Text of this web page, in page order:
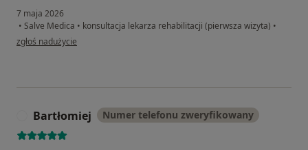
7 maja 2026
• Salve Medica • konsultacja lekarza rehabilitacji (pierwsza wizyta) •
w opinii użytkownika Aleksandra
zgłoś nadużycie
Bartłomiej Numer telefonu zweryfikowany